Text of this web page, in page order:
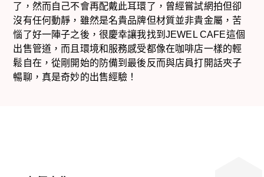
了，然而自己不會再配戴此耳環了，曾經嘗試網拍但卻
沒有任何動靜，雖然是名貴品牌但材質並非貴金屬，苦
惱了好一陣子之後，很慶幸讓我找到JEWEL CAFE這個
出售管道，而且環境和服務感受都像在咖啡店一樣的輕
鬆自在，從剛開始的防備到最後反而與店員打開話夾子
暢聊，真是奇妙的出售經驗！